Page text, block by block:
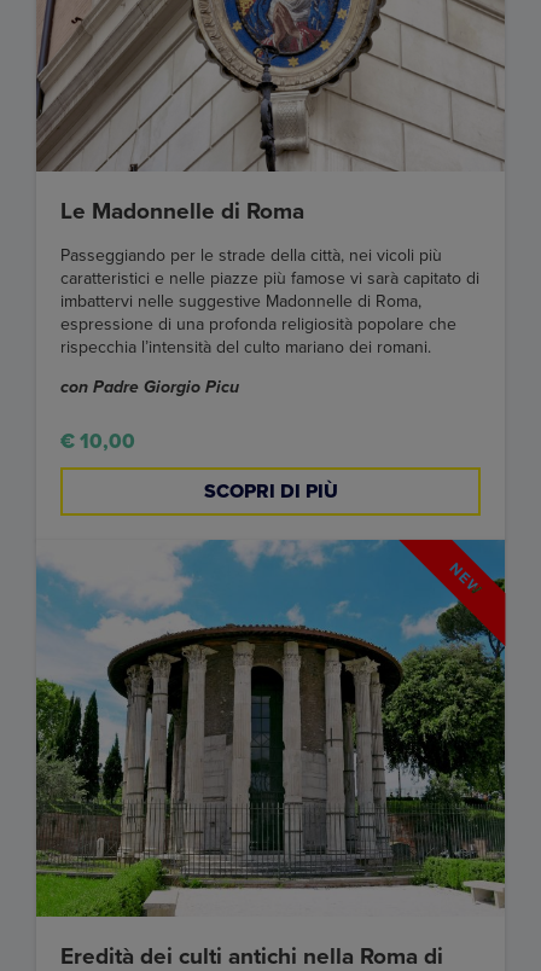
Le Madonnelle di Roma
Passeggiando per le strade della città, nei vicoli più
caratteristici e nelle piazze più famose vi sarà capitato di
imbattervi nelle suggestive Madonnelle di Roma,
espressione di una profonda religiosità popolare che
rispecchia l’intensità del culto mariano dei romani.
con Padre Giorgio Picu
€ 10,00
SCOPRI DI PIÙ
Eredità dei culti antichi nella Roma di